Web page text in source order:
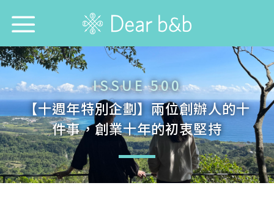
首頁
尋找旅宿防疫模範生！
想跟誰旅行？
想去哪旅行？
ISSUE 500
【十週年特別企劃】兩位創辦人的十
件事，創業十年的初衷堅持